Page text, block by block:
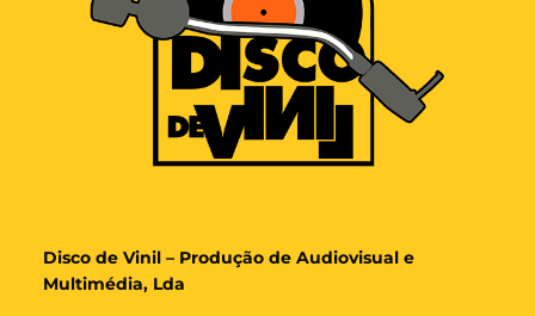
Disco de Vinil – Produção de Audiovisual e
Multimédia, Lda